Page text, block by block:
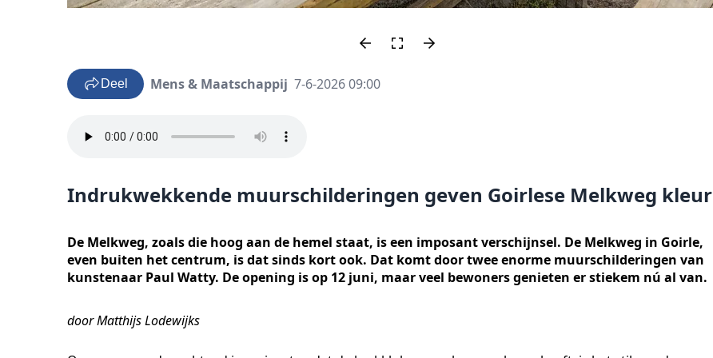
Deel Mens & Maatschappij 7-6-2026 09:00
Indrukwekkende muurschilderingen geven Goirlese Melkweg kleur
De Melkweg, zoals die hoog aan de hemel staat, is een imposant verschijnsel. De Melkweg in Goirle,
even buiten het centrum, is dat sinds kort ook. Dat komt door twee enorme muurschilderingen van
kunstenaar Paul Watty. De opening is op 12 juni, maar veel bewoners genieten er stiekem nú al van.
door Matthijs Lodewijks